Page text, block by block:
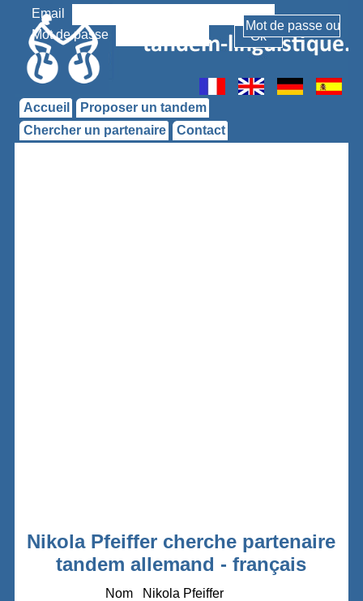
Email
Mot de passe
Accueil
Proposer un tandem
Chercher un partenaire
Contact
Nikola Pfeiffer cherche partenaire
tandem allemand - français
Nom
Nikola Pfeiffer